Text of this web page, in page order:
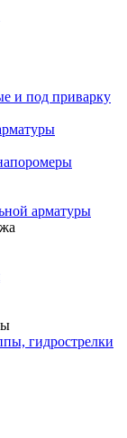
и под приварку
арматуры
гидрострелки